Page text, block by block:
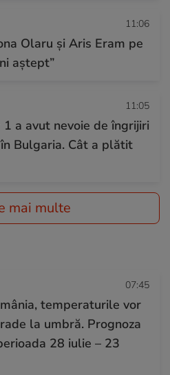
11:06
Olaru și Aris Eram pe
aștept”
11:05
a avut nevoie de îngrijiri
Bulgaria. Cât a plătit
mai multe
07:45
temperaturile vor
la umbră. Prognoza
28 iulie – 23